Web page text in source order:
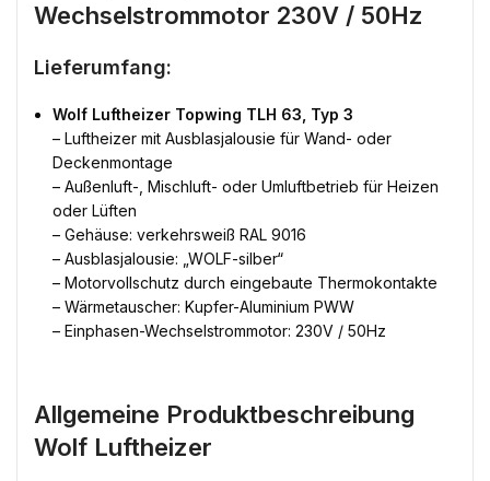
Wechselstrommotor 230V / 50Hz
Lieferumfang:
Wolf Luftheizer Topwing TLH 63, Typ 3
– Luftheizer mit Ausblasjalousie für Wand- oder
Deckenmontage
– Außenluft-, Mischluft- oder Umluftbetrieb für Heizen
oder Lüften
– Gehäuse: verkehrsweiß RAL 9016
– Ausblasjalousie: „WOLF-silber“
– Motorvollschutz durch eingebaute Thermokontakte
– Wärmetauscher: Kupfer-Aluminium PWW
– Einphasen-Wechselstrommotor: 230V / 50Hz
Allgemeine Produktbeschreibung
Wolf Luftheizer